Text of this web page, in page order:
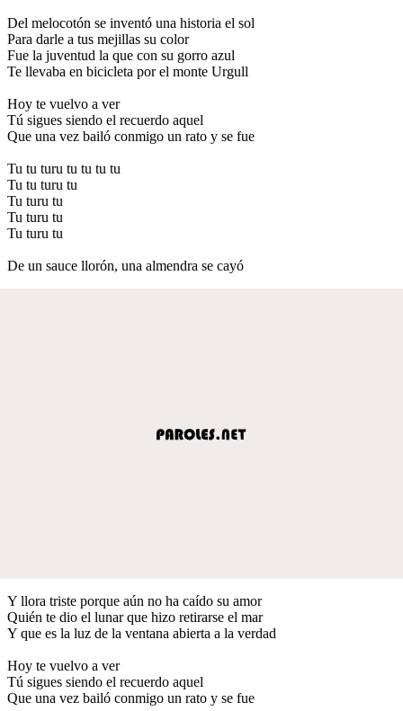
Del melocotón se inventó una historia el sol
Para darle a tus mejillas su color
Fue la juventud la que con su gorro azul
Te llevaba en bicicleta por el monte Urgull
Hoy te vuelvo a ver
Tú sigues siendo el recuerdo aquel
Que una vez bailó conmigo un rato y se fue
Tu tu turu tu tu tu tu
Tu tu turu tu
Tu turu tu
Tu turu tu
Tu turu tu
De un sauce llorón, una almendra se cayó
Y llora triste porque aún no ha caído su amor
Quién te dio el lunar que hizo retirarse el mar
Y que es la luz de la ventana abierta a la verdad
Hoy te vuelvo a ver
Tú sigues siendo el recuerdo aquel
Que una vez bailó conmigo un rato y se fue